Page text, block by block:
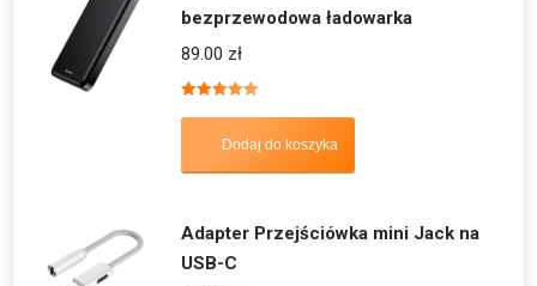
bezprzewodowa ładowarka
89.00 zł
5.00
Dodaj do koszyka
Adapter Przejściówka mini Jack na
USB-C